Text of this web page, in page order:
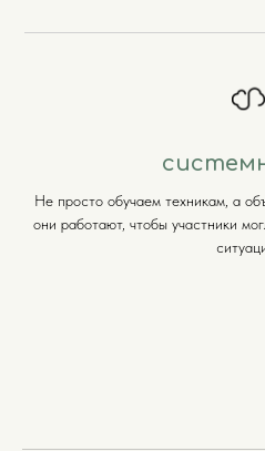
Не просто обучаем техникам, а
они работают, чтобы участники